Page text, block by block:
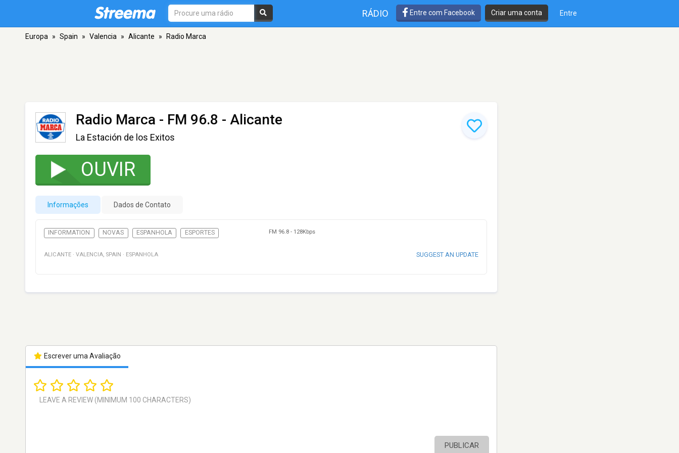
RÁDIO Entre com Facebook Criar uma conta Entre
Europa » Spain » Valencia » Alicante » Radio Marca
Radio Marca - FM 96.8 - Alicante
La Estación de los Exitos
OUVIR
Informações Dados de Contato
INFORMATION NOVAS ESPANHOLA ESPORTES FM 96.8 - 128Kbps
ALICANTE · VALENCIA, SPAIN · ESPANHOLA SUGGEST AN UPDATE
Escrever uma Avaliação
PUBLICAR